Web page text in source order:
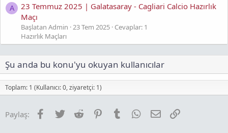
A
23 Temmuz 2025 | Galatasaray - Cagliari Calcio Hazırlık
Maçı
Başlatan Admin 23 Tem 2025 Cevaplar: 1
Hazırlık Maçları
Şu anda bu konu'yu okuyan kullanıcılar
Toplam: 1 (Kullanıcı: 0, ziyaretçi: 1)
Paylaş: Facebook
Twitter Reddit PinterestTumblr WhatsApp
E-posta